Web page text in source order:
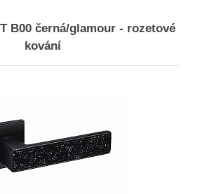
černá/glamour - rozetové
kování